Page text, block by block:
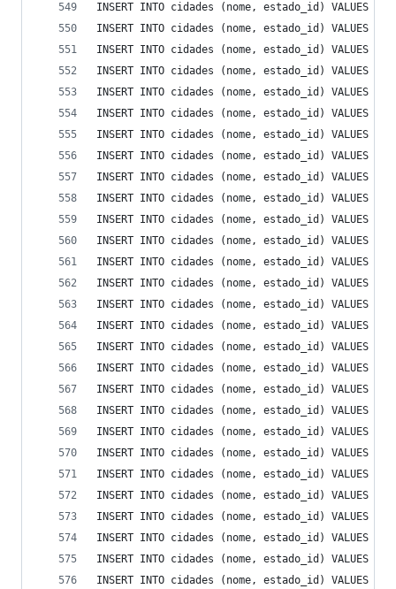
INSERT INTO cidades (nome, estado_id) VALUES
INSERT INTO cidades (nome, estado_id) VALUES
INSERT INTO cidades (nome, estado_id) VALUES
INSERT INTO cidades (nome, estado_id) VALUES
INSERT INTO cidades (nome, estado_id) VALUES
INSERT INTO cidades (nome, estado_id) VALUES
INSERT INTO cidades (nome, estado_id) VALUES
INSERT INTO cidades (nome, estado_id) VALUES
INSERT INTO cidades (nome, estado_id) VALUES
INSERT INTO cidades (nome, estado_id) VALUES
INSERT INTO cidades (nome, estado_id) VALUES
INSERT INTO cidades (nome, estado_id) VALUES
INSERT INTO cidades (nome, estado_id)
INSERT INTO cidades (nome, estado_id) VALUES
INSERT INTO cidades (nome, estado_id) VALUES
INSERT INTO cidades (nome, estado_id) VALUES
INSERT INTO cidades (nome, estado_id) VALUES
INSERT INTO cidades (nome, estado_id) VALUES
INSERT INTO cidades (nome, estado_id)
INSERT INTO cidades (nome, estado_id) VALUES
INSERT INTO cidades (nome, estado_id) VALUES
INSERT INTO cidades (nome, estado_id)
INSERT INTO cidades (nome, estado_id) VALUES
INSERT INTO cidades (nome, estado_id) VALUES
INSERT INTO cidades (nome, estado_id) VALUES
INSERT INTO cidades (nome, estado_id) VALUES
INSERT INTO cidades (nome, estado_id) VALUES
INSERT INTO cidades (nome, estado_id) VALUES